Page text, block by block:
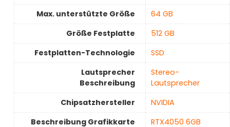
Max. unterstützte Größe
‎64 GB
Größe Festplatte
‎512 GB
Festplatten-Technologie
‎SSD
Lautsprecher
Beschreibung
‎Stereo-
Lautsprecher
Chipsatzhersteller
‎NVIDIA
Beschreibung Grafikkarte
‎RTX4050 6GB